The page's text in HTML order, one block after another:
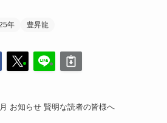
年 豊昇龍
お知らせ 賢明な読者の皆様へ